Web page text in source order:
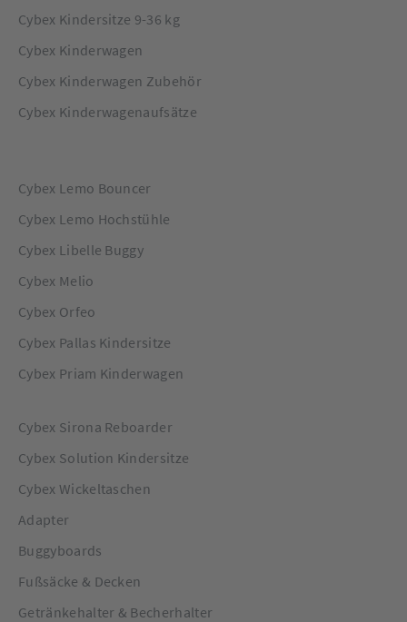
Cybex Kindersitze 9-36 kg
Cybex Kinderwagen
Cybex Kinderwagen Zubehör
Cybex Kinderwagenaufsätze
Cybex Lemo Bouncer
Cybex Lemo Hochstühle
Cybex Libelle Buggy
Cybex Melio
Cybex Orfeo
Cybex Pallas Kindersitze
Cybex Priam Kinderwagen
Cybex Sirona Reboarder
Cybex Solution Kindersitze
Cybex Wickeltaschen
Adapter
Buggyboards
Fußsäcke & Decken
Getränkehalter & Becherhalter